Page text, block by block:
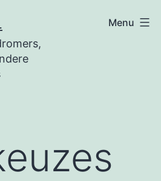
Menu